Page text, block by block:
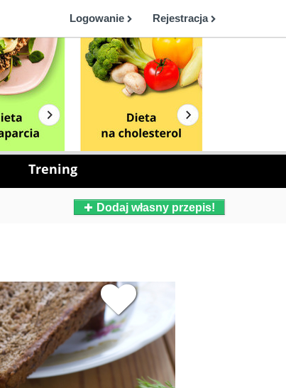
Logowanie Rejestracja
Trening
Dodaj własny przepis!